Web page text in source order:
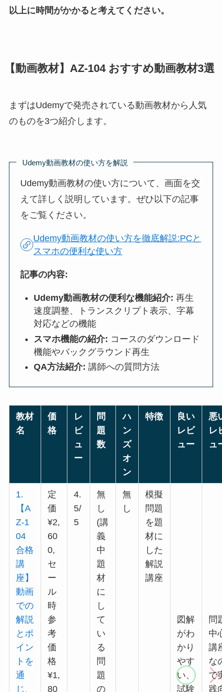
以上に時間がかかると考えてください。
【動画教材】AZ-104 おすすめ動画教材3選
まずはUdemyで発売されている動画教材から人気
のものを3つ紹介します。
Udemy動画教材の使い方を解説
Udemy動画教材の使い方について、画面を交
えて詳しく説明しています。ぜひ以下の記事
をご覧ください。
Udemy動画教材の使い方を徹底解説:PCと
スマホの便利な使い方
記事の内容:
Udemy動画教材の便利な機能紹介: 再生
速度調整、トランスクリプト表示、字幕
対応などの機能
スマホ機能の紹介: コースのダウンロード
機能やバックグラウンド再生
QA方法紹介: 講師への質問方法
教材
名
価
格
レ
ビ
ュ
ー
問
題
数
ハ
ン
ズ
オ
ン
特徴
良い
レビ
ュー
悪
レ
ュ
1.
【A
Z-1
04
合格
講
座】
動画
での
解説
とポ
イン
トを
通
じ、
定
価
¥2,
60
0,
セ
ー
ル
時
参
考
価
格
¥1,
80
4.
5/
5
無
し
(講
義
中
題
材
に
し
て
い
る
問
題
の
無
し
模擬
問題
を題
材に
した
解説
講座
図解
がわ
かり
やす
い、
試験
問
中
講
な
で
践